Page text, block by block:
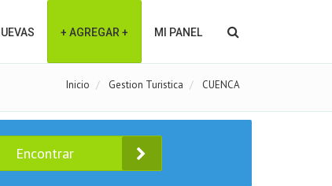
+ AGREGAR + MI PANEL
Inicio Gestion Turistica CUENCA
Encontrar